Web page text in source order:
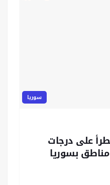
سوريا
على درجات
بسوريا